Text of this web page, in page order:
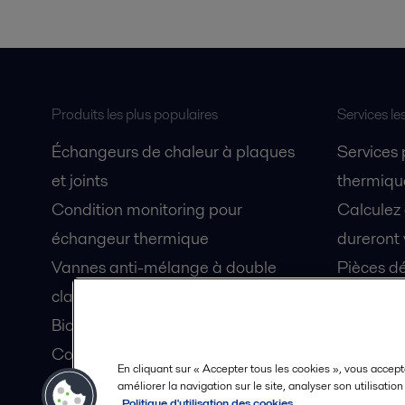
Produits les plus populaires
Échangeurs de chaleur à plaques
et joints
Condition monitoring pour
échangeur thermique
Vannes anti-mélange à double
clapet Unique Mixproof
Bioréacteurs à membranes MBR
Condition monitoring pour pompes
Lubrification par air fluidisé pour
Services
Services
dureront
Pièces
En cliquant sur « Accepter tous les cookies », vous
améliorer la navigation sur le site, analyser son
Politique d'utilisation des cookies